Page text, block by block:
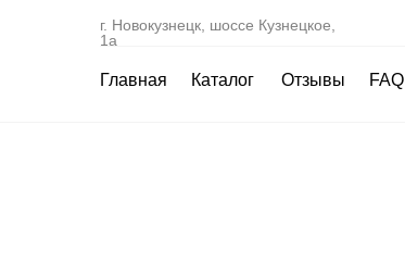
г. Новокузнецк, шоссе Кузнецкое,
1а
Главная Каталог Отзывы FAQ